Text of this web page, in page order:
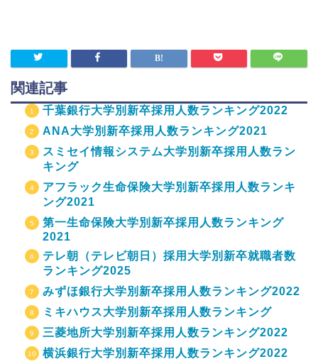
関連記事
千葉銀行大学別新卒採用人数ランキング2022
ANA大学別新卒採用人数ランキング2021
スミセイ情報システム大学別新卒採用人数ラン
キング
アフラック生命保険大学別新卒採用人数ランキ
ング2021
第一生命保険大学別新卒採用人数ランキング
2021
テレ朝（テレビ朝日）採用大学別新卒就職者数
ランキング2025
みずほ銀行大学別新卒採用人数ランキング2022
ミキハウス大学別新卒採用人数ランキング
三菱地所大学別新卒採用人数ランキング2022
横浜銀行大学別新卒採用人数ランキング2022